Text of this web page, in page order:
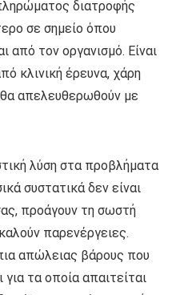
διατροφής
σε σημείο όπου
από τον οργανισμό. Είναι
κλινική έρευνα, χάρη
απελευθερωθούν με
λύση στα προβλήματα
συστατικά δεν είναι
προάγουν τη σωστή
παρενέργειες.
απώλειας βάρους που
τα οποία απαιτείται